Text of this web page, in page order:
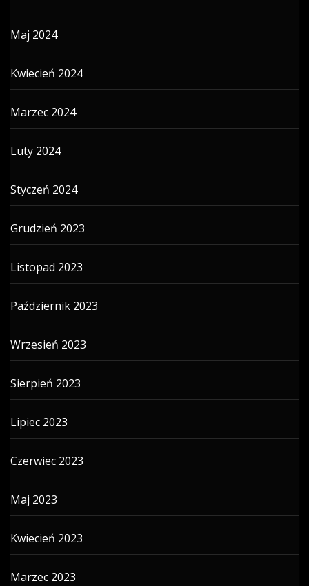
Maj 2024
Kwiecień 2024
Marzec 2024
Luty 2024
Styczeń 2024
Grudzień 2023
Listopad 2023
Październik 2023
Wrzesień 2023
Sierpień 2023
Lipiec 2023
Czerwiec 2023
Maj 2023
Kwiecień 2023
Marzec 2023